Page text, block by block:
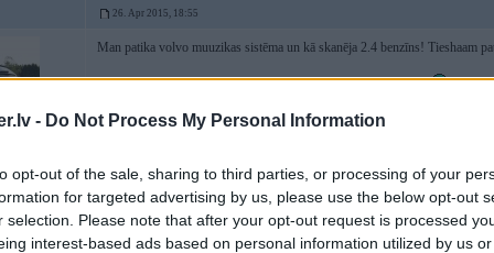
- Do Not Process My Personal Information
opt-out of the sale, sharing to third parties, or processing of your
for targeted advertising by us, please use the below opt-out
selection. Please note that after your opt-out request is processed
interest-based ads based on personal information utilized by us
26. Apr 2015, 18:55
Man patika volvo muuzikas sistēma un kā skanēja 2.4 benzīns! Tieshaam